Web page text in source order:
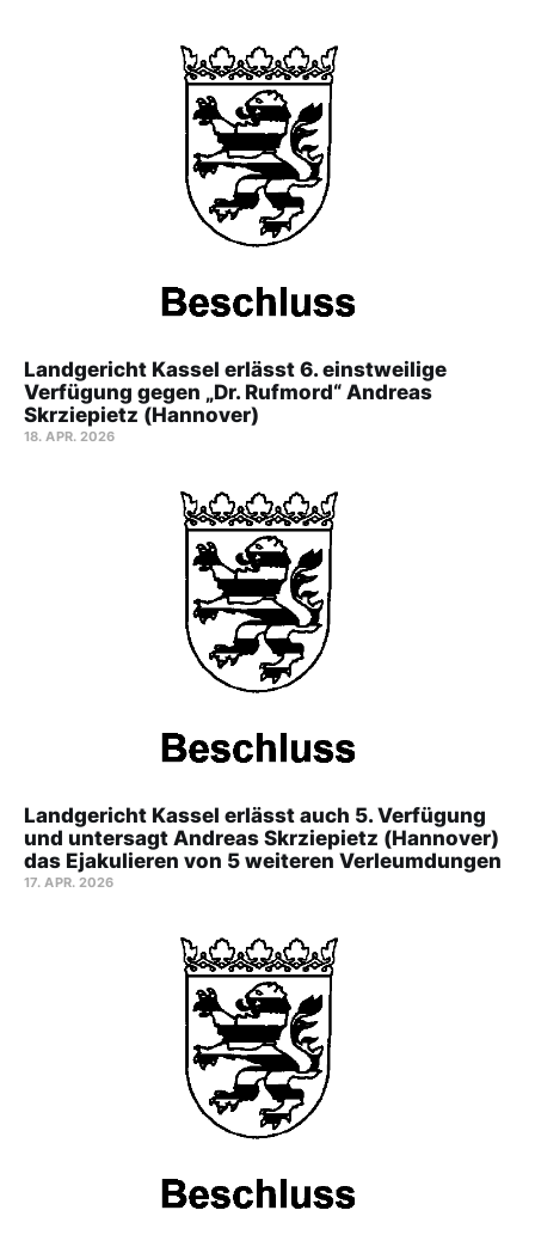
Landgericht Kassel erlässt 6. einstweilige
Verfügung gegen „Dr. Rufmord“ Andreas
Skrziepietz (Hannover)
18. APR. 2026
Landgericht Kassel erlässt auch 5. Verfügung
und untersagt Andreas Skrziepietz (Hannover)
das Ejakulieren von 5 weiteren Verleumdungen
17. APR. 2026